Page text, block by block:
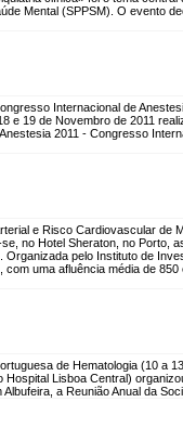
Mental (SPPSM). O evento
Internacional de
e 19 de Novembro de 2011
2011 - Congresso
e Risco Cardiovascular de
no Hotel Sheraton, no Porto,
Organizada pelo Instituto de
com uma afluência média de
de Hematologia (10 a
Lisboa Central)
a Reunião Anual da